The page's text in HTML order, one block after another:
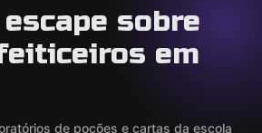
sobre
em
de poções e cartas da escola